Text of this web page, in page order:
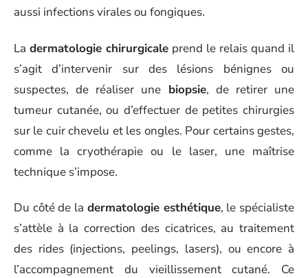
aussi infections virales ou fongiques.
La dermatologie chirurgicale prend le relais quand il
s’agit d’intervenir sur des lésions bénignes ou
suspectes, de réaliser une biopsie, de retirer une
tumeur cutanée, ou d’effectuer de petites chirurgies
sur le cuir chevelu et les ongles. Pour certains gestes,
comme la cryothérapie ou le laser, une maîtrise
technique s’impose.
Du côté de la dermatologie esthétique, le spécialiste
s’attèle à la correction des cicatrices, au traitement
des rides (injections, peelings, lasers), ou encore à
l’accompagnement du vieillissement cutané. Ce